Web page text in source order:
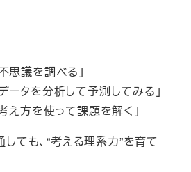
思議を調べる」
ータを分析して予測してみる」
え方を使って課題を解く」
ても、“考える理系力”を育て